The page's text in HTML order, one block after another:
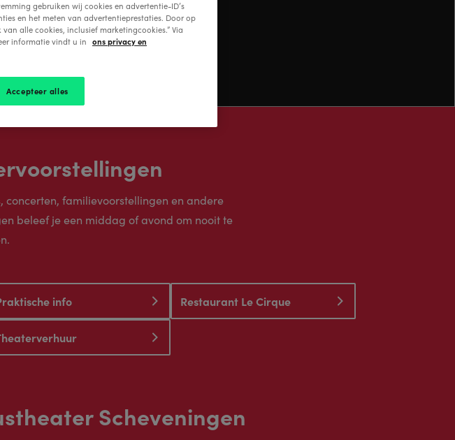
concerten, familievoorstellingen en andere
beleef je een middag of avond om nooit te
info Restaurant Le Cirque
Scheveningen
gebruiken wij cookies en advertentie-ID’s
en het meten van advertentieprestaties. Door op
alle cookies, inclusief marketingcookies.” Via
informatie vindt u in ons privacy en
Accepteer alles